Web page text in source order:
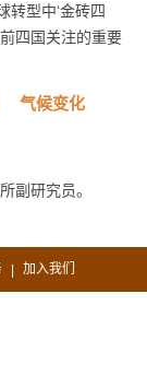
转型中‘金砖四
四国关注的重要
气候变化
副研究员。
| 加入我们